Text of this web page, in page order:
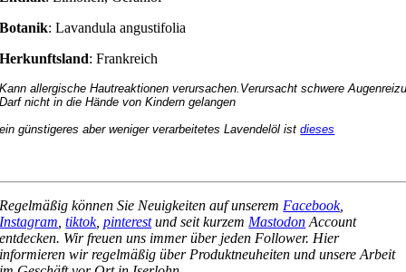
Botanik: Lavandula angustifolia
Herkunftsland: Frankreich
Kann allergische Hautreaktionen verursachen.Verursacht schwere
Darf nicht in die Hände von Kindern gelangen
ein günstigeres aber weniger verarbeitetes Lavendelöl ist dieses
Regelmäßig können Sie Neuigkeiten auf unserem Facebook,
Instagram ,tiktok,pinterestund seit kurzem Mastodon Account
entdecken. Wir freuen uns immer über jeden Follower. Hier
informieren wir regelmäßig über Produktneuheiten und unsere Arbeit